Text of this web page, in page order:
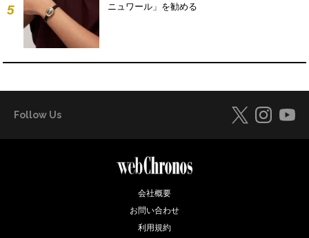
5
ニュワール」を勧める
Follow Us
会社概要
お問い合わせ
利用規約